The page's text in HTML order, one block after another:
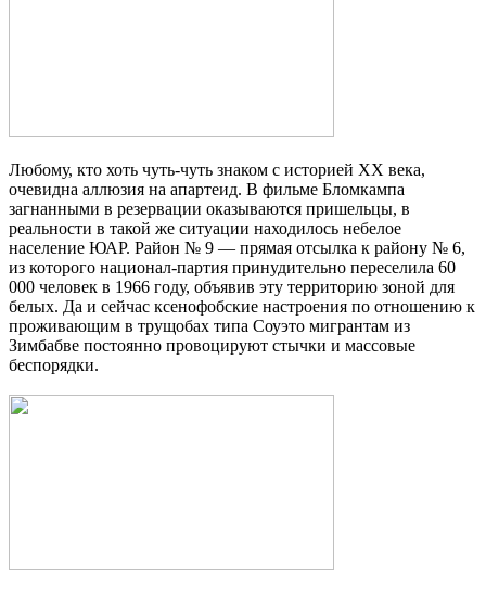
Любому, кто хоть чуть-чуть знаком с историей XX века,
очевидна аллюзия на апартеид. В фильме Бломкампа
загнанными в резервации оказываются пришельцы, в
реальности в такой же ситуации находилось небелое
население ЮАР. Район № 9 — прямая отсылка к району № 6,
из которого национал-партия принудительно переселила 60
000 человек в 1966 году, объявив эту территорию зоной для
белых. Да и сейчас ксенофобские настроения по отношению к
проживающим в трущобах типа Соуэто мигрантам из
Зимбабве постоянно провоцируют стычки и массовые
беспорядки.